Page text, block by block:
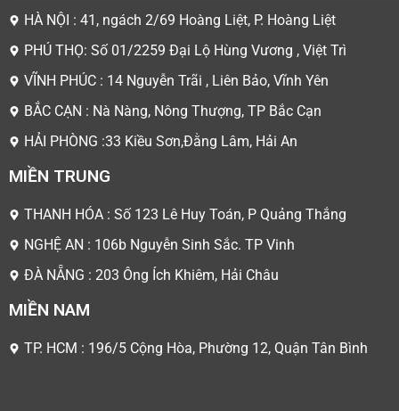
HÀ NỘI : 41, ngách 2/69 Hoàng Liệt, P. Hoàng Liệt
PHÚ THỌ: Số 01/2259 Đại Lộ Hùng Vương , Việt Trì
VĨNH PHÚC : 14 Nguyễn Trãi , Liên Bảo, Vĩnh Yên
BẮC CẠN : Nà Nàng, Nông Thượng, TP Bắc Cạn
HẢI PHÒNG :33 Kiều Sơn,Đằng Lâm, Hải An
MIỀN TRUNG
THANH HÓA : Số 123 Lê Huy Toán, P Quảng Thắng
NGHỆ AN : 106b Nguyễn Sinh Sắc. TP Vinh
ĐÀ NẴNG : 203 Ông Ích Khiêm, Hải Châu
MIỀN NAM
TP. HCM : 196/5 Cộng Hòa, Phường 12, Quận Tân Bình